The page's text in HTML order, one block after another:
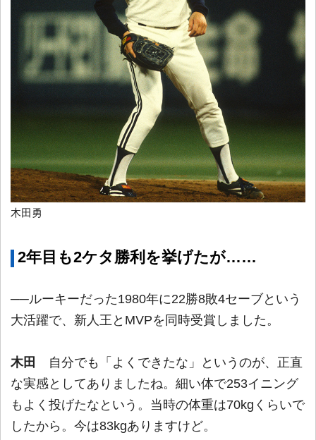
木田勇
2年目も2ケタ勝利を挙げたが……
──ルーキーだった1980年に22勝8敗4セーブという
大活躍で、新人王とMVPを同時受賞しました。
木田
自分でも「よくできたな」というのが、正直
な実感としてありましたね。細い体で253イニング
もよく投げたなという。当時の体重は70kgくらいで
したから。今は83kgありますけど。